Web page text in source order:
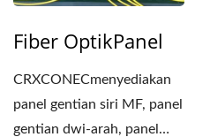
Fiber OptikPanel
CRXCONECmenyediakan
panel gentian siri MF, panel
gentian dwi-arah, panel